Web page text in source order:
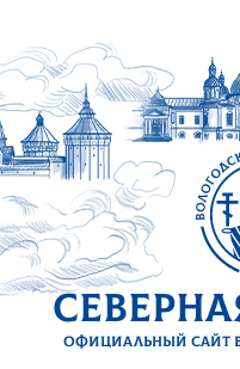
Официальный сайт